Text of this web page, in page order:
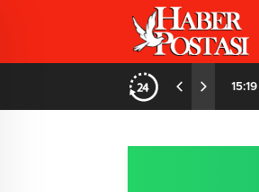
15:06